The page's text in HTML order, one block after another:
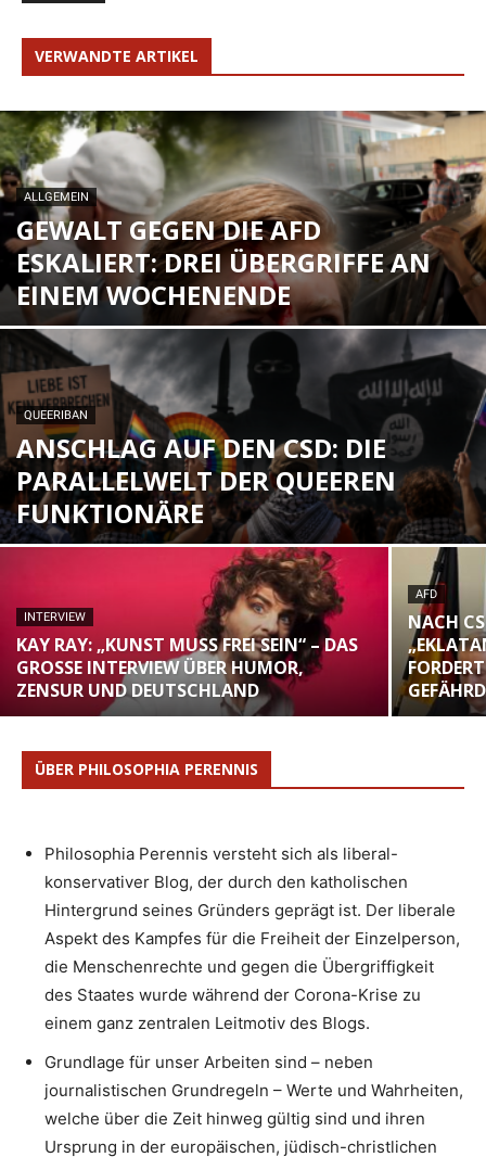
VERWANDTE ARTIKEL
ALLGEMEIN
GEWALT GEGEN DIE AFD
ESKALIERT: DREI ÜBERGRIFFE AN
EINEM WOCHENENDE
QUEERIBAN
ANSCHLAG AUF DEN CSD: DIE
PARALLELWELT DER QUEEREN
FUNKTIONÄRE
INTERVIEW
KAY RAY: „KUNST MUSS FREI SEIN“ – DAS
GROSSE INTERVIEW ÜBER HUMOR, Z
ENSUR UND DEUTSCHLAND
AFD
NACH
ÜBER PHILOSOPHIA PERENNIS
Philosophia Perennis versteht sich als liberal-
konservativer Blog, der durch den katholischen
Hintergrund seines Gründers geprägt ist. Der liberale
Aspekt des Kampfes für die Freiheit der Einzelperson,
die Menschenrechte und gegen die Übergriffigkeit
des Staates wurde während der Corona-Krise zu
einem ganz zentralen Leitmotiv des Blogs.
Grundlage für unser Arbeiten sind – neben
journalistischen Grundregeln – Werte und Wahrheiten,
welche über die Zeit hinweg gültig sind und ihren
Ursprung in der europäischen, jüdisch-christlichen